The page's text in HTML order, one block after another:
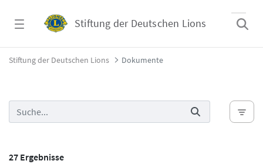
Stiftung der Deutschen Lions
Dokumente - Stiftung der Deutschen Lions
Stiftung der Deutschen Lions Dokumente
27 Ergebnisse